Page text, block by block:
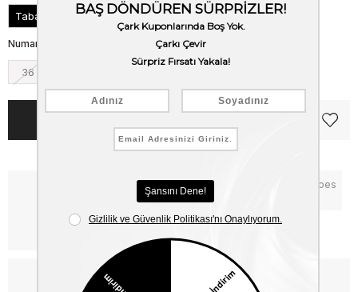
Taba
Numara
36
Notify me when the price goes
down
WhatsApp’tan Bilgi Al